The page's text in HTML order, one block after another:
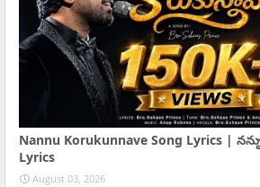
Nannu Korukunnave Song Lyrics |
Lyrics
August 03, 2026